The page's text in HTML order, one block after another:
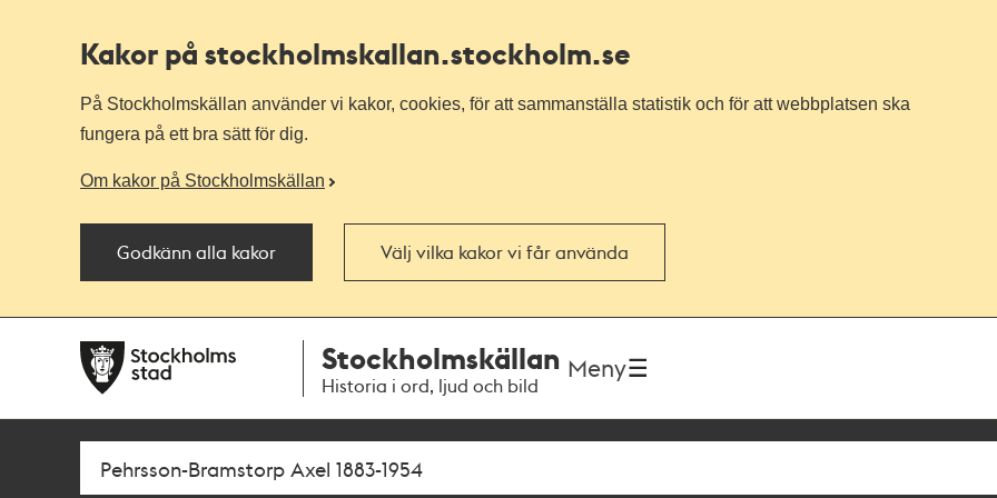
Kakor på stockholmskallan.stockholm.se
På Stockholmskällan använder vi kakor, cookies, för att sammanställa statistik och för att webbplatsen ska
fungera på ett bra sätt för dig.
Om kakor på Stockholmskällan
Godkänn alla kakor Välj vilka kakor vi får använda
navigationen
huvudinnehållet
Stockholmskällan
Historia i ord, ljud och bild
Meny
Sök